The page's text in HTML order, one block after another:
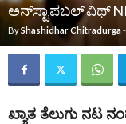
ಅನ್‌ಸ್ಟಾಪಬಲ್‌ ವಿಥ್
ByShashidhar Chitradurga-
ಖ್ಯಾತ ತೆಲುಗು ನಟ